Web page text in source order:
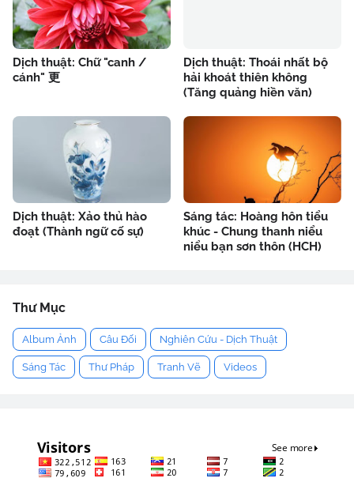
Dịch thuật: Chữ "canh /
cánh" 更
Dịch thuật: Thoái nhất bộ
hải khoát thiên không
(Tăng quảng hiền văn)
Dịch thuật: Xảo thủ hào
đoạt (Thành ngữ cố sự)
Sáng tác: Hoàng hôn tiểu
khúc - Chung thanh niểu
niểu bạn sơn thôn (HCH)
Thư Mục
Album Ảnh Câu Đối Nghiên Cứu - Dịch Thuật
Sáng Tác Thư Pháp Tranh Vẽ Videos